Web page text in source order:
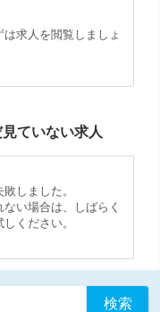
求人を閲覧しましょ
ていない求人
しました。
い場合は、しばらく
ください。
検索